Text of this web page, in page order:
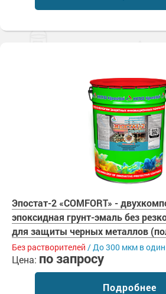
Эпостат-2 «COMFORT» -
эпоксидная грунт-эмаль без
для защиты черных металлов
Без растворителей / До 300 мкм в один
Цена: по запросу
Подробнее